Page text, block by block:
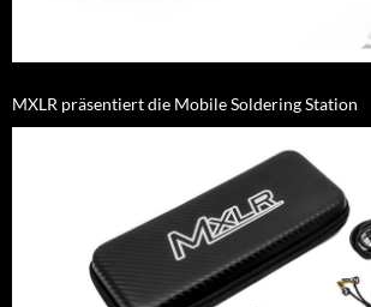
MXLR präsentiert die Mobile Soldering Station